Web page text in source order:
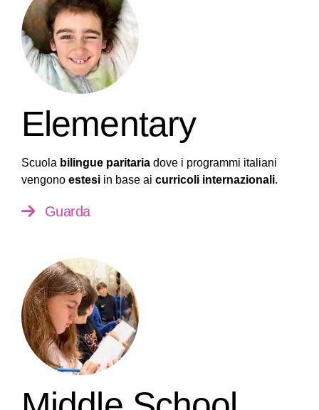
Elementary
Scuola bilingue paritaria dove i programmi italiani
vengono estesi in base ai curricoli internazionali.
Guarda